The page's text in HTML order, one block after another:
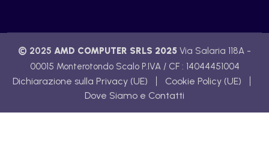
© 2025 AMD COMPUTER SRLS 2025 Via Salaria 118A -
00015 Monterotondo Scalo P.IVA / CF : 14044451004
Dichiarazione sulla Privacy (UE)
Cookie Policy (UE)
Dove Siamo e Contatti